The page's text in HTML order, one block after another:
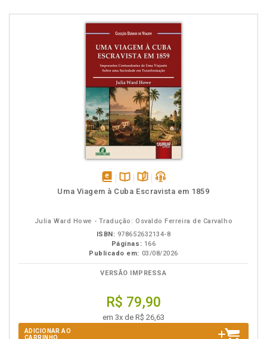
disponívelDisponível
páginaspodcast
Uma Viagem à Cuba Escravista em 1859
Julia Ward Howe - Tradução: Osvaldo Ferreira de Carvalho
ISBN: 978652632134-8
Páginas: 166
Publicado em: 03/08/2026
VERSÃO IMPRESSA
R$ 79,90
em 3x de R$ 26,63
ADICIONAR AO
CARRINHO